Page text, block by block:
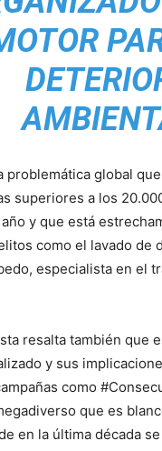
problemática global
superiores a los
y que está
como el lavado de
especialista en el
resalta también que
y sus
como
que es
en la última década